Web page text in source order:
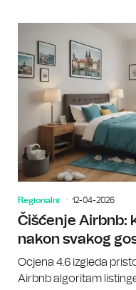
Regionalni 12-04-2026
Čišćenje Airbnb:
nakon svakog
Ocjena 4.6 izgleda
Airbnb algoritam